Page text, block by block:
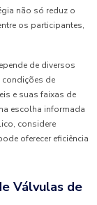
não só reduz o
os participantes,
de diversos
de
e suas faixas de
escolha informada
considere
oferecer eficiência
Válvulas de